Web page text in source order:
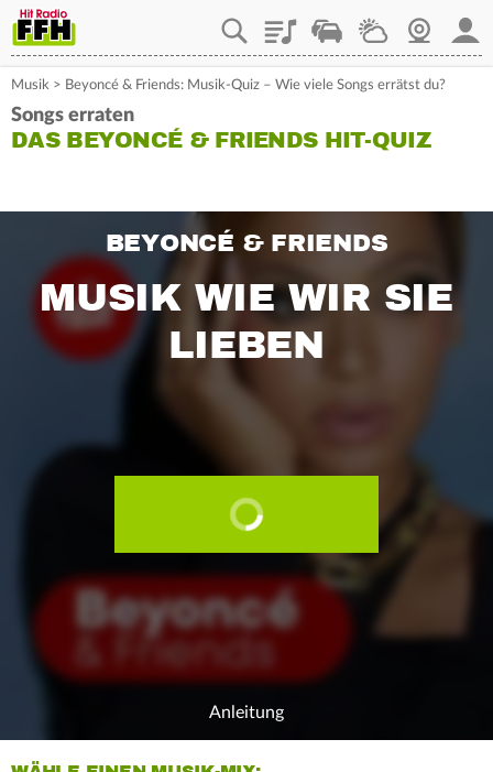
PlaylistStaupilotWetterWebcam
Musik > Beyoncé & Friends: Musik-Quiz – Wie viele Songs errätst du?
Songs erraten
DAS BEYONCÉ & FRIENDS HIT-QUIZ
BEYONCÉ & FRIENDS
MUSIK WIE WIR SIE
LIEBEN
Anleitung